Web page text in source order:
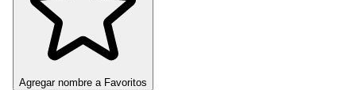
Agregar nombre a Favoritos